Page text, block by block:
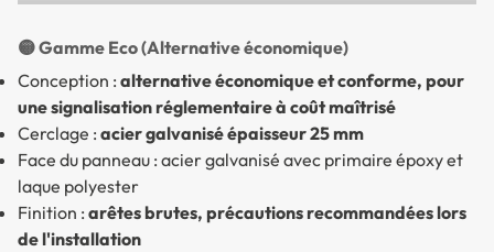
🟡 Gamme Eco (Alternative économique)
Conception : alternative économique et conforme, pour
une signalisation réglementaire à coût maîtrisé
Cerclage : acier galvanisé épaisseur 25 mm
Face du panneau : acier galvanisé avec primaire époxy et
laque polyester
Finition : arêtes brutes, précautions recommandées lors
de l'installation